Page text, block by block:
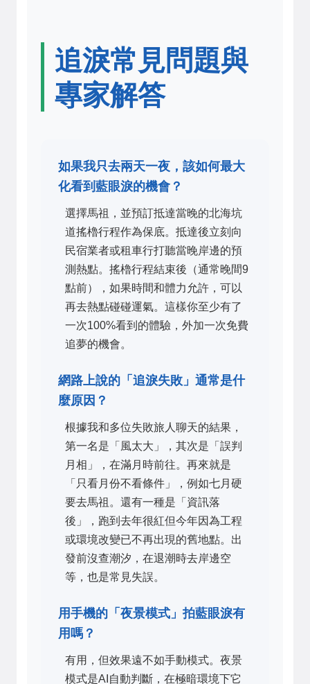
追淚常見問題與
專家解答
如果我只去兩天一夜，該如何最大
化看到藍眼淚的機會？
選擇馬祖，並預訂抵達當晚的北海坑
道搖櫓行程作為保底。抵達後立刻向
民宿業者或租車行打聽當晚岸邊的預
測熱點。搖櫓行程結束後（通常晚間9
點前），如果時間和體力允許，可以
再去熱點碰碰運氣。這樣你至少有了
一次100%看到的體驗，外加一次免費
追夢的機會。
網路上說的「追淚失敗」通常是什
麼原因？
根據我和多位失敗旅人聊天的結果，
第一名是「風太大」，其次是「誤判
月相」，在滿月時前往。再來就是
「只看月份不看條件」，例如七月硬
要去馬祖。還有一種是「資訊落
後」，跑到去年很紅但今年因為工程
或環境改變已不再出現的舊地點。出
發前沒查潮汐，在退潮時去岸邊空
等，也是常見失誤。
用手機的「夜景模式」拍藍眼淚有
用嗎？
有用，但效果遠不如手動模式。夜景
模式是AI自動判斷，在極暗環境下它